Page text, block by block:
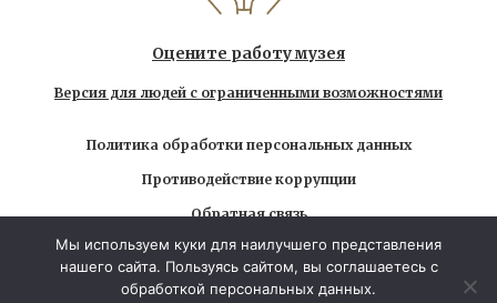
Оцените работу музея
Версия для людей с ограниченными возможностями
Политика обработки персональных данных
Противодействие коррупции
Обратная связь
Использование любых находящихся на сайте
материалов без официального разрешения запрещено
© 2026 Государственный музей-заповедник Л.Н.
Мы используем куки для наилучшего представления
нашего сайта. Пользуясь сайтом, вы соглашаетесь с
обработкой персональных данных.